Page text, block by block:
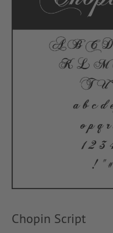
Chopin Script